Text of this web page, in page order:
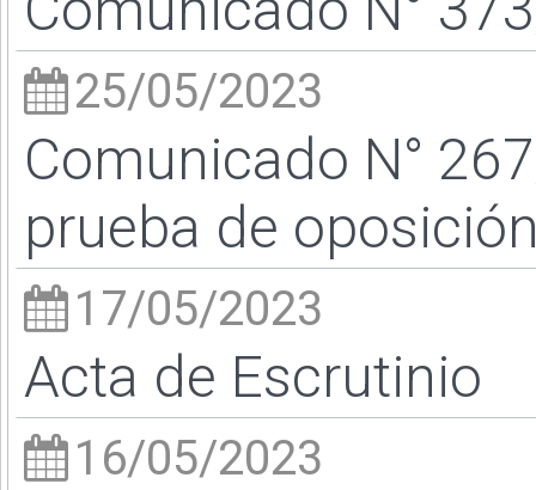
25/05/2023
Comunicado N°
prueba de
17/05/2023
Acta de Escrutinio
16/05/2023